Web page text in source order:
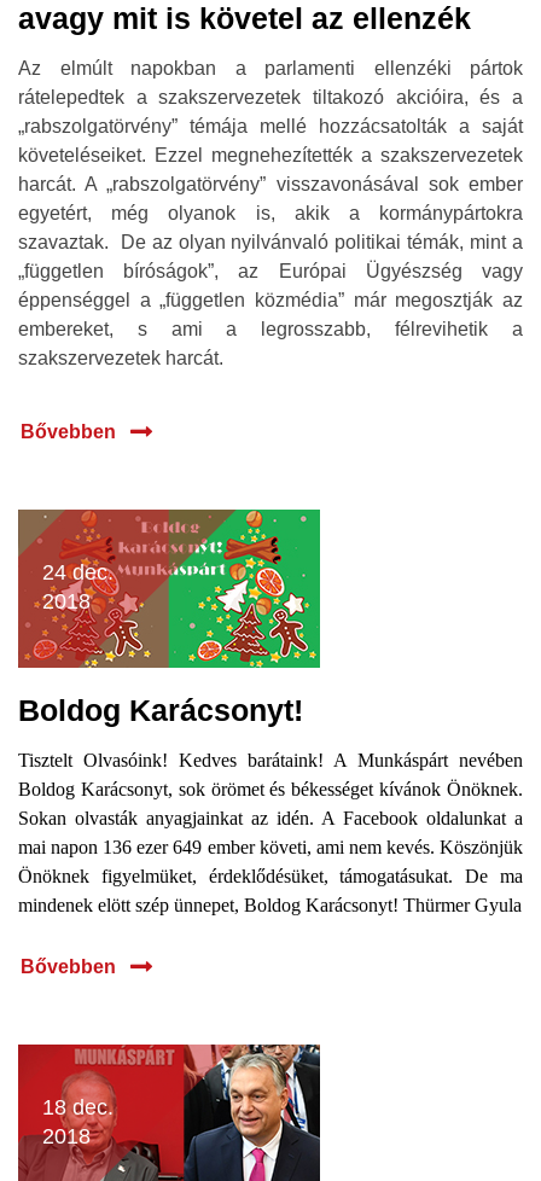
avagy mit is követel az ellenzék
Az elmúlt napokban a parlamenti ellenzéki pártok
rátelepedtek a szakszervezetek tiltakozó akcióira, és a
„rabszolgatörvény” témája mellé hozzácsatolták a saját
követeléseiket. Ezzel megnehezítették a szakszervezetek
harcát. A „rabszolgatörvény” visszavonásával sok ember
egyetért, még olyanok is, akik a kormánypártokra
szavaztak. De az olyan nyilvánvaló politikai témák, mint a
„független bíróságok”, az Európai Ügyészség vagy
éppenséggel a „független közmédia” már megosztják az
embereket, s ami a legrosszabb, félrevihetik a
szakszervezetek harcát.
Bővebben
24 dec.
2018
Boldog Karácsonyt!
Tisztelt Olvasóink! Kedves barátaink! A Munkáspárt nevében
Boldog Karácsonyt, sok örömet és békességet kívánok Önöknek.
Sokan olvasták anyagjainkat az idén. A Facebook oldalunkat a
mai napon 136 ezer 649 ember követi, ami nem kevés. Köszönjük
Önöknek figyelmüket, érdeklődésüket, támogatásukat. De ma
mindenek elött szép ünnepet, Boldog Karácsonyt! Thürmer Gyula
Bővebben
18 dec.
2018